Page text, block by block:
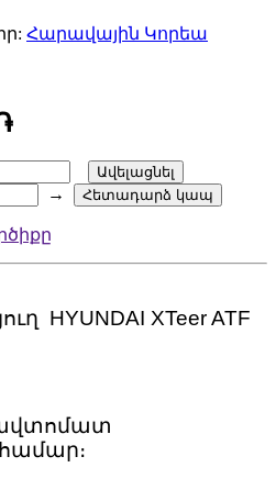
Հարավային Կորեա
Ավելացնել
→ Հետադարձ կապ
յուղ HYUNDAI XTeer ATF